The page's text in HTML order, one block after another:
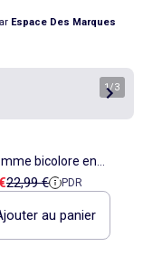
Espace Des Marques
1/3
bicolore en
avec logo brodé
Umbro
vente
Prix de référence
22,99 € PDR
au panier